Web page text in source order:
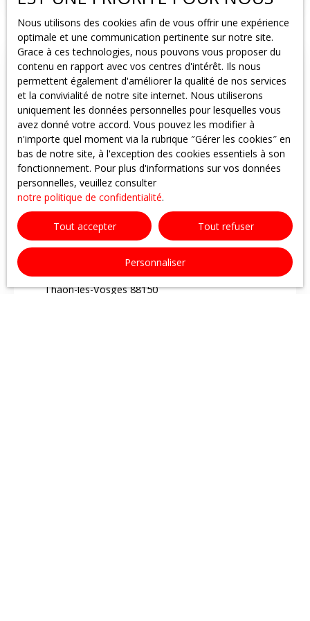
lumineuse avec cuisine équipée ouverte et un WC
indépendant. À l'étage, vous trouverez deux chambres
ainsi qu'une salle d'eau fonctionnelle. À l'extérieur, un
terrain privatif vous permettra de profiter des beaux
jours, de créer un espace détente ou un coin jardin
selon vos envies. Cette maison conviendra
parfaitement pour un jeune couple recherchant un bien
avec extérieur. Les atouts : Cuisine équipée2
chambresSalle d'eauTerrain privatifMaison facile à
entretenirInformations pratiques :Chauffage au gaz de
villeLoyer 630 € + charges 15 €Disponible mi-juillet
2026 Prendre rendez-vous Agence
ImmoD - Votre partenaire immobilier depuis 2012
📞 Appelez-nous au 06 19 28 01 37 📧 Contactez-
nous par email : aurelien. humblot@immod. fr
Loué
Maison mitoyenne 1 côté à louer, 4 pièces -
Thaon-les-Vosges 88150
73.46m²
Thaon-les-Vosges 88150
Nous utilisons des cookies afin de vous offrir une expérience
optimale et une communication pertinente sur notre site.
Grace à ces technologies, nous pouvons vous proposer du
contenu en rapport avec vos centres d'intérêt. Ils nous
permettent également d'améliorer la qualité de nos services
et la convivialité de notre site internet. Nous utiliserons
uniquement les données personnelles pour lesquelles vous
avez donné votre accord. Vous pouvez les modifier à
n'importe quel moment via la rubrique ″Gérer les cookies″ en
bas de notre site, à l'exception des cookies essentiels à son
fonctionnement. Pour plus d'informations sur vos données
personnelles, veuillez consulter
notre politique de confidentialité.
Tout accepter Tout refuser
Personnaliser